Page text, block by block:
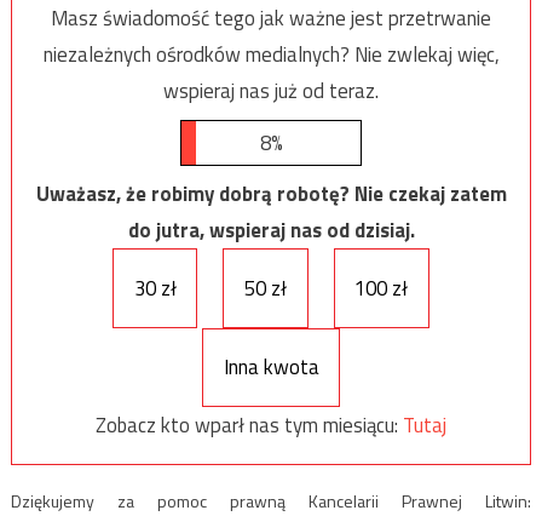
Masz świadomość tego jak ważne jest przetrwanie
niezależnych ośrodków medialnych? Nie zwlekaj więc,
wspieraj nas już od teraz.
8%
Uważasz, że robimy dobrą robotę? Nie czekaj zatem
do jutra, wspieraj nas od dzisiaj.
30 zł
50 zł 100 zł
Inna kwota
Zobacz kto wparł nas tym miesiącu: Tutaj
Dziękujemy za pomoc prawną Kancelarii Prawnej Litwin: